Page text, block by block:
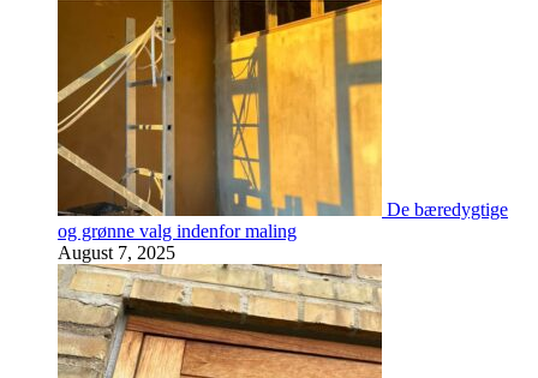
De bæredygtige
og grønne valg indenfor maling
August 7, 2025